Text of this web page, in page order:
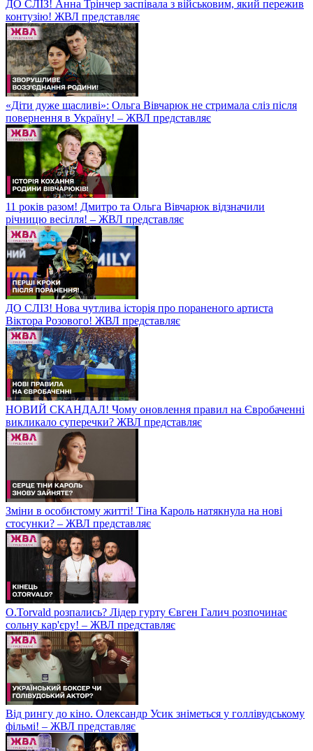
ДО СЛІЗ! Анна Трінчер заспівала з військовим, який пережив
контузію! ЖВЛ представляє
«Діти дуже щасливі»: Ольга Вівчарюк не стримала сліз після
повернення в Україну! – ЖВЛ представляє
11 років разом! Дмитро та Ольга Вівчарюк відзначили
річницю весілля! – ЖВЛ представляє
ДО СЛІЗ! Нова чутлива історія про пораненого артиста
Віктора Розового! ЖВЛ представляє
НОВИЙ СКАНДАЛ! Чому оновлення правил на Євробаченні
викликало суперечки? ЖВЛ представляє
Зміни в особистому житті! Тіна Кароль натякнула на нові
стосунки? – ЖВЛ представляє
O.Torvald розпались? Лідер гурту Євген Галич розпочинає
сольну кар'єру! – ЖВЛ представляє
Від рингу до кіно. Олександр Усик зніметься у голлівудському
фільмі! – ЖВЛ представляє